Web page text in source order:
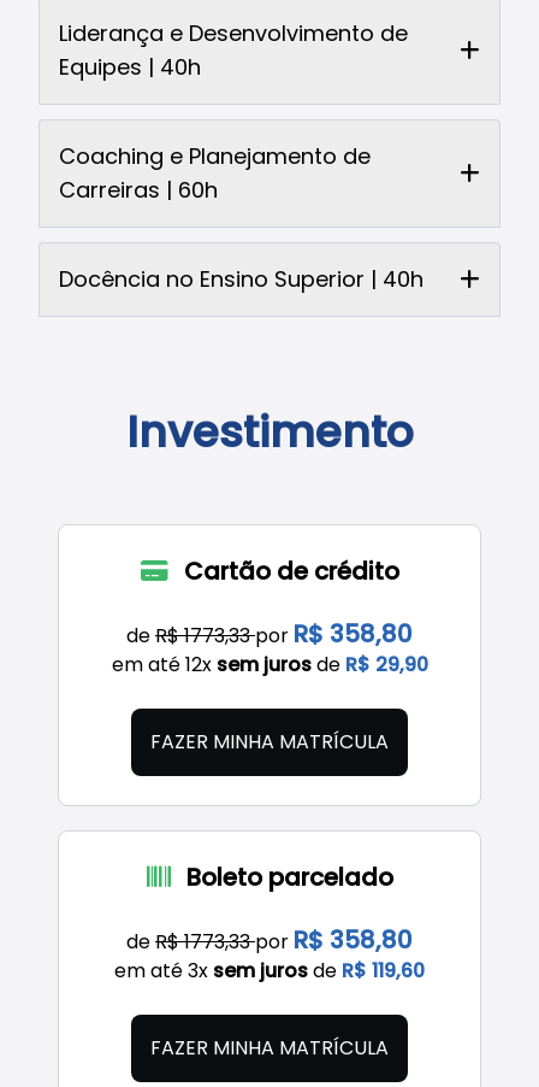
Liderança e Desenvolvimento de
Equipes | 40h
Coaching e Planejamento de
Carreiras | 60h
Docência no Ensino Superior | 40h
Investimento
Cartão de crédito
deR$ 1773,33por R$ 358,80
em até 12x sem jurosde R$ 29,90
FAZER MINHA MATRÍCULA
Boleto parcelado
deR$ 1773,33por R$ 358,80
em até 3x sem jurosde R$ 119,60
FAZER MINHA MATRÍCULA